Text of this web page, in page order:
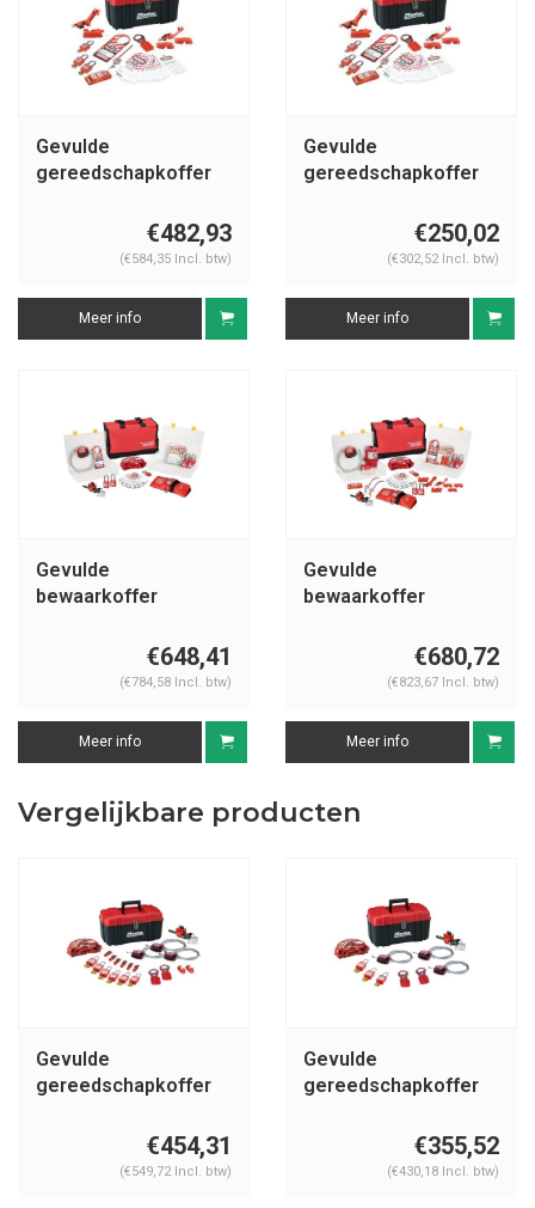
Gevulde
gereedschapkoffer
€482,93
(€584,35 Incl. btw)
Meer info
Gevulde
gereedschapkoffer
€250,02
(€302,52 Incl. btw)
Meer info
Gevulde
bewaarkoffer
€648,41
(€784,58 Incl. btw)
Meer info
Gevulde
bewaarkoffer
€680,72
(€823,67 Incl. btw)
Meer info
Vergelijkbare producten
Gevulde
gereedschapkoffer
€454,31
(€549,72 Incl. btw)
Gevulde
gereedschapkoffer
€355,52
(€430,18 Incl. btw)